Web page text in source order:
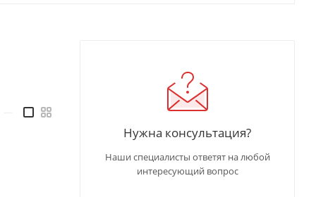
Нужна консультация?
Наши специалисты ответят на любой
интересующий вопрос